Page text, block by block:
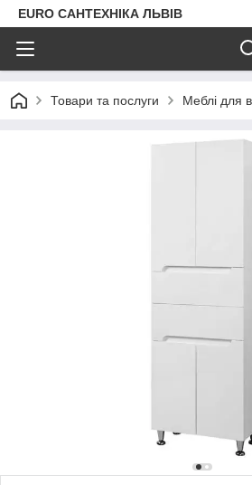
EURO САНТЕХНІКА ЛЬВІВ
Товари та послуги Меблі для